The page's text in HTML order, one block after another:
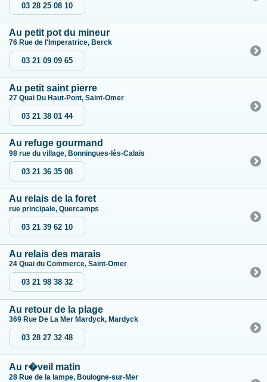
03 28 25 08 10
Au petit pot du mineur
76 Rue de l'Imperatrice, Berck
03 21 09 09 65
Au petit saint pierre
27 Quai Du Haut-Pont, Saint-Omer
03 21 38 01 44
Au refuge gourmand
98 rue du village, Bonningues-lès-Calais
03 21 36 35 08
Au relais de la foret
rue principale, Quercamps
03 21 39 62 10
Au relais des marais
24 Quai du Commerce, Saint-Omer
03 21 98 38 32
Au retour de la plage
369 Rue De La Mer Mardyck, Mardyck
03 28 27 32 48
Au r�veil matin
28 Rue de la lampe, Boulogne-sur-Mer